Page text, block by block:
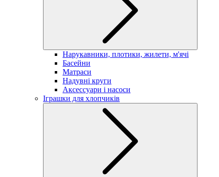
Нарукавники, плотики, жилети, м'ячі
Басейни
Матраси
Надувні круги
Аксессуари і насоси
Іграшки для хлопчиків